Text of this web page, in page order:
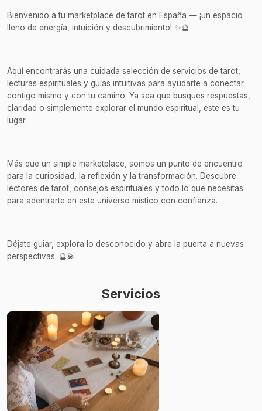
Bienvenido a tu marketplace de tarot en España — ¡un espacio
lleno de energía, intuición y descubrimiento! ✨🔮
Aquí encontrarás una cuidada selección de servicios de tarot,
lecturas espirituales y guías intuitivas para ayudarte a conectar
contigo mismo y con tu camino. Ya sea que busques respuestas,
claridad o simplemente explorar el mundo espiritual, este es tu
lugar.
Más que un simple marketplace, somos un punto de encuentro
para la curiosidad, la reflexión y la transformación. Descubre
lectores de tarot, consejos espirituales y todo lo que necesitas
para adentrarte en este universo místico con confianza.
Déjate guiar, explora lo desconocido y abre la puerta a nuevas
perspectivas. 🔮💫
Servicios